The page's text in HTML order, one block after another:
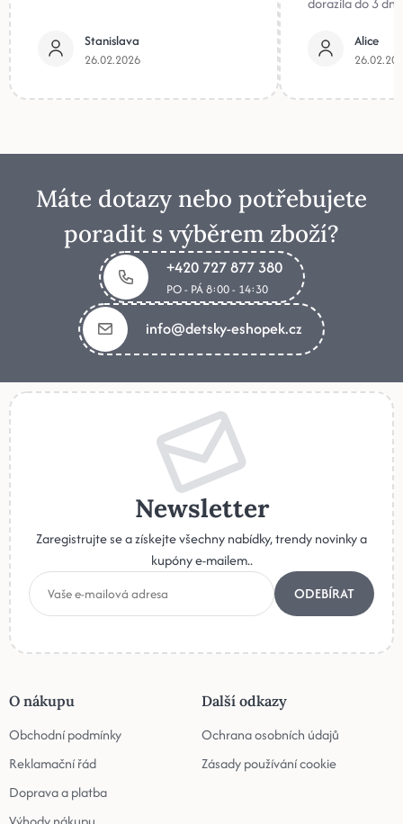
Stanislava
26.02.2026
Alice
Máte dotazy nebo potřebujete
poradit s výběrem zboží?
+420 727 877 380
PO - PÁ 8:00 - 14:30
info@detsky-eshopek.cz
Newsletter
Zaregistrujte se a získejte všechny nabídky, trendy novinky a
kupóny e-mailem..
ODEBÍRAT
O nákupu
Obchodní podmínky
Reklamační řád
Doprava a platba
Další odkazy
Ochrana osobních údajů
Zásady používání cookie